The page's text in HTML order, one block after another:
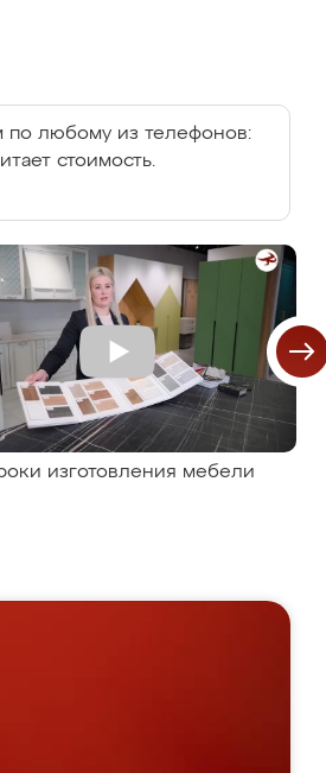
по любому из телефонов:
стоимость.
изготовления мебели